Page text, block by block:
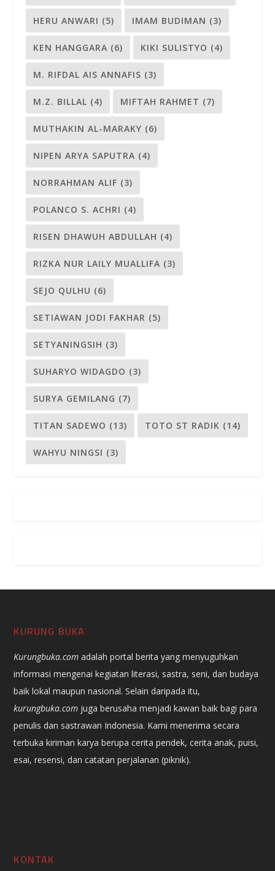
HERU ANWARI (5) IMAM BUDIMAN (3)
KEN HANGGARA (6) KIKI SULISTYO (4)
M. RIFDAL AIS ANNAFIS (3)
M.Z. BILLAL (4) MIFTAH RAHMET (7)
MUTHAKIN AL-MARAKY (6)
NIPEN ARYA SAPUTRA (4)
NORRAHMAN ALIF (3)
POLANCO S. ACHRI (4)
RISEN DHAWUH ABDULLAH (4)
RIZKA NUR LAILY MUALLIFA (3)
SEJO QULHU (6)
SETIAWAN JODI FAKHAR (5)
SETYANINGSIH (3)
SUHARYO WIDAGDO (3)
SURYA GEMILANG (7)
TITAN SADEWO (13) TOTO ST RADIK (14)
WAHYU NINGSI (3)
KURUNG BUKA
Kurungbuka.com adalah portal berita yang menyuguhkan
informasi mengenai kegiatan literasi, sastra, seni, dan budaya
baik lokal maupun nasional. Selain daripada itu,
kurungbuka.com juga berusaha menjadi kawan baik bagi para
penulis dan sastrawan Indonesia. Kami menerima secara
terbuka kiriman karya berupa cerita pendek, cerita anak, puisi,
esai, resensi, dan catatan perjalanan (piknik).
KONTAK